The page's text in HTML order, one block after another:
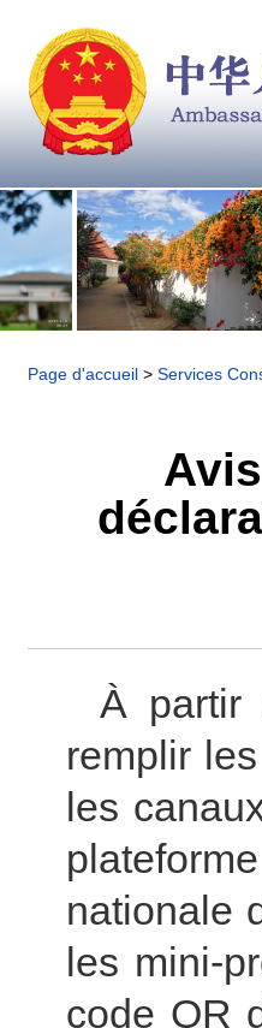
Page d'accueil > Services
À partir
remplir
les
nationale
les mini-
code QR